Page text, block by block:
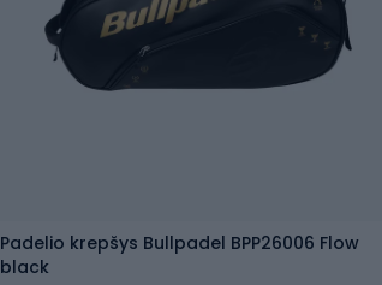
Padelio krepšys Bullpadel BPP26006 Flow
black